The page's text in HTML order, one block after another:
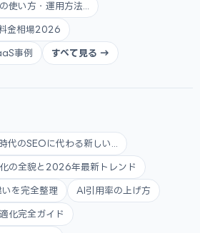
い方・運用方法...
金相場2026
事例 すべて見る →
のSEOに代わる新しい...
の全貌と2026年最新トレンド
を完全整理 AI引用率の上げ方
化完全ガイド